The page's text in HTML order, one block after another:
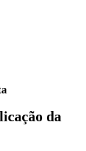
da